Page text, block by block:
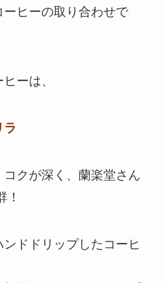
ーヒーの取り合わせで
ーは、
クが深く、蘭楽堂さん
！
ドドリップしたコーヒ